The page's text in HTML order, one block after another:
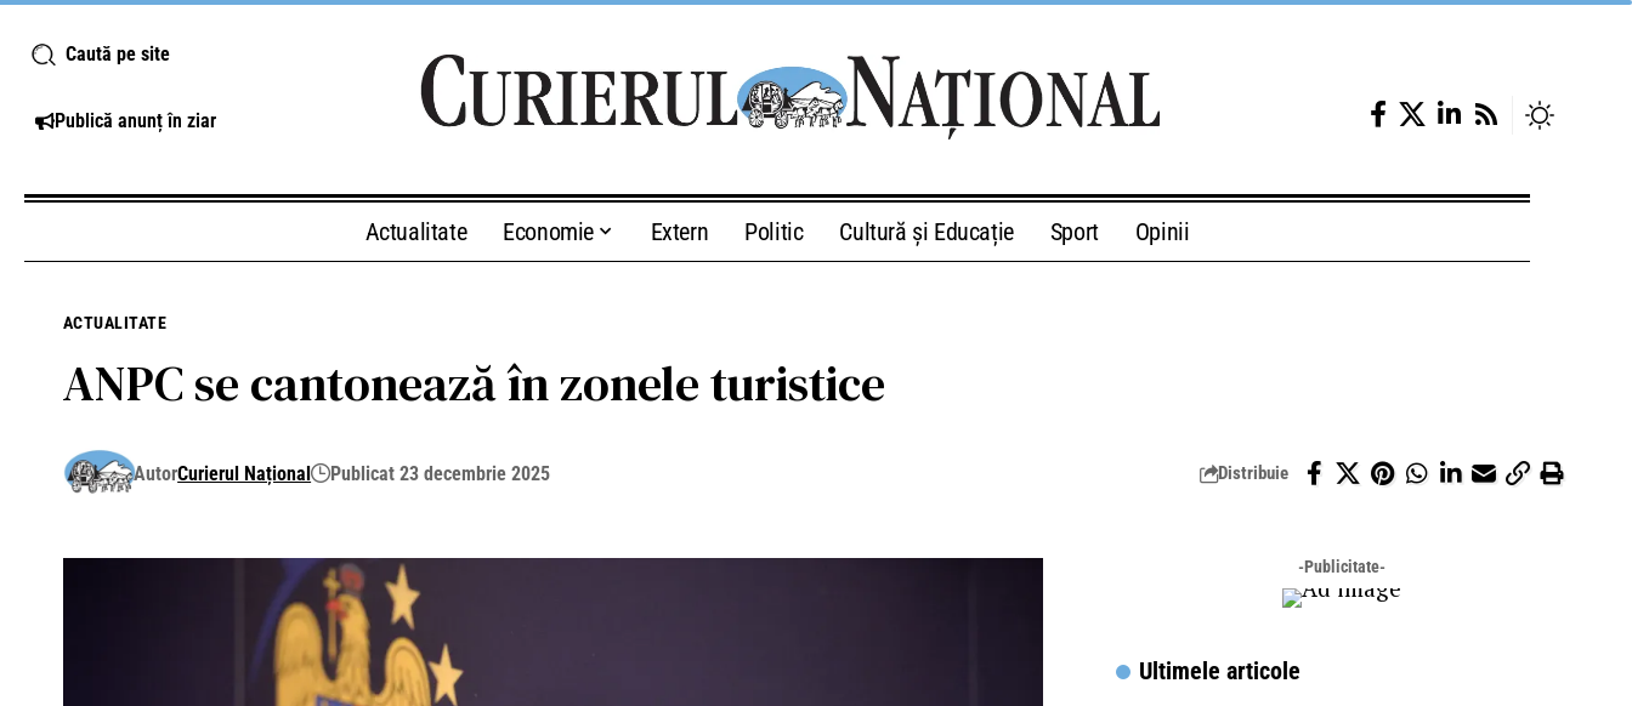
Caută pe site
Publică anunț în ziar
Actualitate Economie Extern Politic Cultură și Educație Sport Opinii
ACTUALITATE
ANPC se cantonează în zonele turistice
AutorCurierul Național Publicat 23 decembrie 2025 Distribuie
-Publicitate-
Ultimele articole